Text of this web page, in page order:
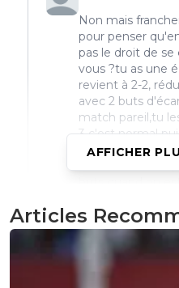
Non mais
pour penser
pas le droit de
vous ?tu as une
revient à 2-2,
avec 2 buts
match pareil,tu
3 c'est normal
problème c'est
0 +
Si t'es
AFFICHER
Articles